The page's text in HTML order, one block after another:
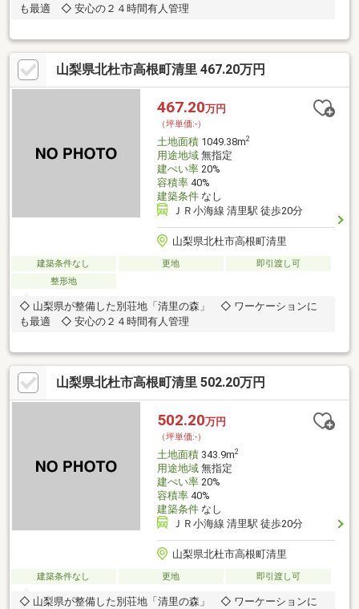
も最適 ◇ 安心の２４時間有人管理
山梨県北杜市高根町清里 467.20万円
467.20万円
（坪単価:-）
土地面積1049.38m2
用途地域無指定
建ぺい率20%
容積率40%
建築条件なし
ＪＲ小海線 清里駅 徒歩20分
山梨県北杜市高根町清里
建築条件なし 更地
即引渡し可
整形地
◇ 山梨県が整備した別荘地「清里の森」 ◇ ワーケーションに
も最適 ◇ 安心の２４時間有人管理
山梨県北杜市高根町清里 502.20万円
502.20万円
（坪単価:-）
土地面積343.9m2
用途地域無指定
建ぺい率20%
容積率40%
建築条件なし
ＪＲ小海線 清里駅 徒歩20分
山梨県北杜市高根町清里
建築条件なし 更地 即引渡し可
◇ 山梨県が整備した別荘地「清里の森」 ◇ ワーケーションに